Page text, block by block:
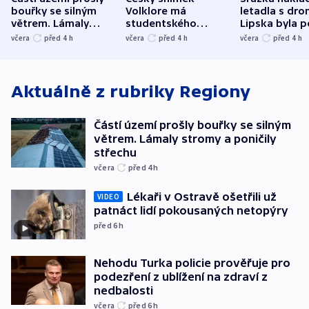
bouřky se silným
větrem. Lámaly
stromy a poničily
včera před 4 h
Volklore má
studentského
Oscara, zabojuje o
včera před 4 h
letadla s
Lipska byla
německého
včera před 4 h
Aktuálně z rubriky Regiony
Částí území prošly bouřky se silným
větrem. Lámaly stromy a poničily
střechu
včera před 4h
VIDEO
Lékaři v Ostravě ošetřili už
patnáct lidí pokousaných netopýry
před 6h
Nehodu Turka policie prověřuje pro
podezření z ublížení na zdraví z
nedbalosti
včera před 6h